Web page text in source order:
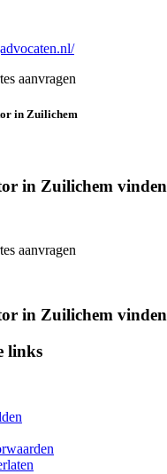
aanvragen
in Zuilichem
in Zuilichem vinden
aanvragen
in Zuilichem vinden
links